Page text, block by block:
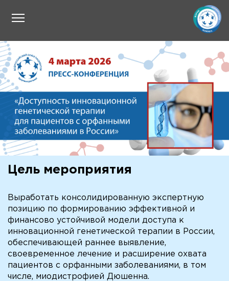
Цель мероприятия
Выработать консолидированную экспертную
позицию по формированию эффективной и
финансово устойчивой модели доступа к
инновационной генетической терапии в России,
обеспечивающей раннее выявление,
своевременное лечение и расширение охвата
пациентов с орфанными заболеваниями, в том
числе, миодистрофией Дюшенна.